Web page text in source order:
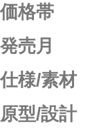
価格帯
発売月
仕様/素材
原型/設計